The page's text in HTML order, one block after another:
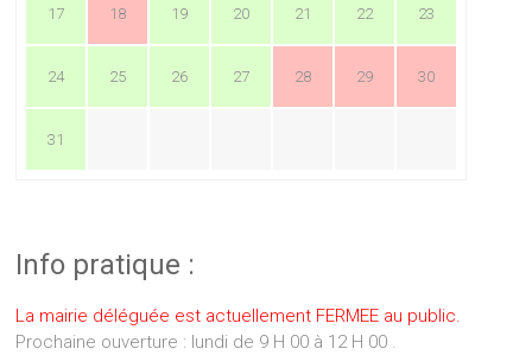
17 18 19 20 21 22 23
24 25 26 27 28 29 30
31
Info pratique :
La mairie déléguée est actuellement FERMEE au public.
Prochaine ouverture : lundi de 9 H 00 à 12 H 00 .